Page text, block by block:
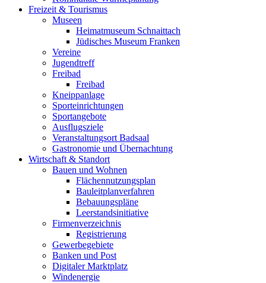
Freizeit & Tourismus
Museen
Heimatmuseum Schnaittach
Jüdisches Museum Franken
Vereine
Jugendtreff
Freibad
Freibad
Kneippanlage
Sporteinrichtungen
Sportangebote
Ausflugsziele
Veranstaltungsort Badsaal
Gastronomie und Übernachtung
Wirtschaft & Standort
Bauen und Wohnen
Flächennutzungsplan
Bauleitplanverfahren
Bebauungspläne
Leerstandsinitiative
Firmenverzeichnis
Registrierung
Gewerbegebiete
Banken und Post
Digitaler Marktplatz
Windenergie